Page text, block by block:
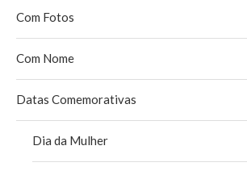
Com Fotos
Com Nome
Datas Comemorativas
Dia da Mulher